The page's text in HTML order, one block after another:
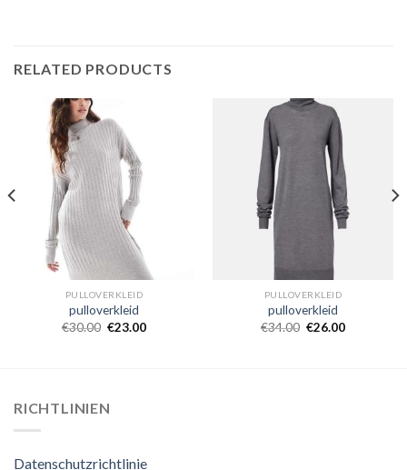
RELATED PRODUCTS
PULLOVERKLEID
pulloverkleid
€30.00 €23.00
PULLOVERKLEID
pulloverkleid
€34.00 €26.00
RICHTLINIEN
Datenschutzrichtlinie